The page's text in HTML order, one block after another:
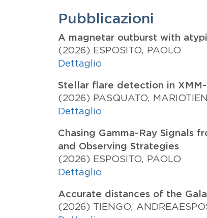
Pubblicazioni
A magnetar outburst with
(2026) ESPOSITO, PAOLO
Dettaglio
Stellar flare detection in
(2026) PASQUATO, MARIO
Dettaglio
Chasing Gamma-Ray Signals
and Observing Strategies
(2026) ESPOSITO, PAOLO
Dettaglio
Accurate distances of the
(2026) TIENGO, ANDREA